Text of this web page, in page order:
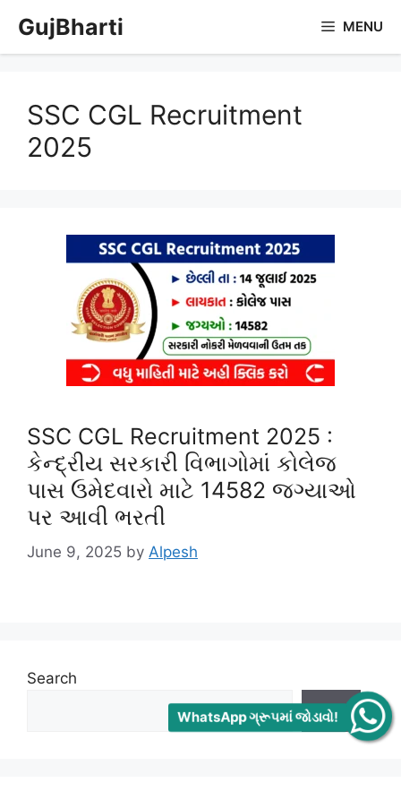
content
GujBharti MENU
SSC CGL Recruitment
2025
SSC CGL Recruitment 2025 :
કેન્દ્રીય સરકારી વિભાગોમાં કોલેજ
પાસ ઉમેદવારો માટે 14582 જગ્યાઓ
પર આવી ભરતી
June 9, 2025 by Alpesh
Search
WhatsApp ગ્રૂપમાં જોડાવો!